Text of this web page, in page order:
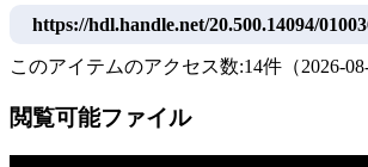
https://hdl.handle.net/20.500.14094/
このアイテムのアクセス数:14件 （2026-
閲覧可能ファイル